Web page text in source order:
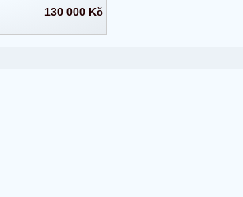
130 000 Kč